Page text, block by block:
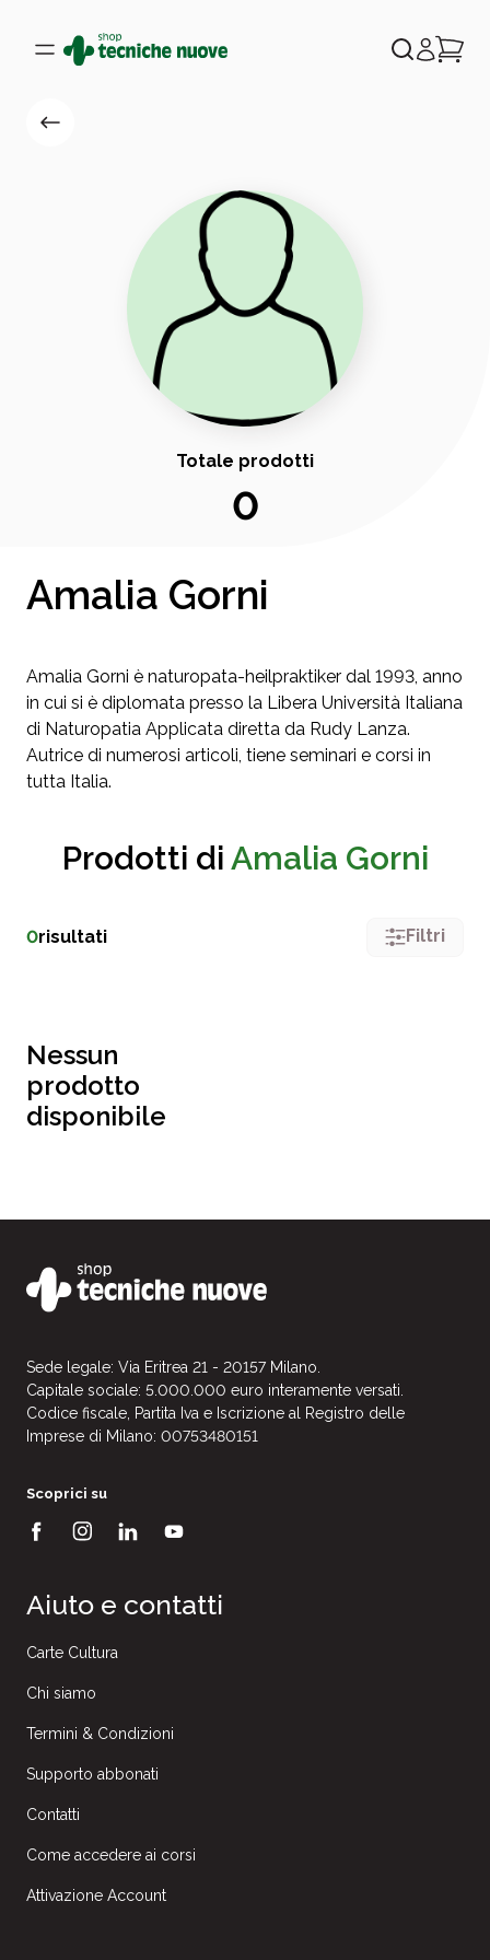
Totale prodotti
0
Amalia Gorni
Amalia Gorni è naturopata-heilpraktiker dal 1993, anno
in cui si è diplomata presso la Libera Università Italiana
di Naturopatia Applicata diretta da Rudy Lanza.
Autrice di numerosi articoli, tiene seminari e corsi in
tutta Italia.
Prodotti di Amalia Gorni
0risultati Filtri
Nessun
prodotto
disponibile
Sede legale: Via Eritrea 21 - 20157 Milano.
Capitale sociale: 5.000.000 euro interamente versati.
Codice fiscale, Partita Iva e Iscrizione al Registro delle
Imprese di Milano: 00753480151
Scoprici su
Aiuto e contatti
Carte Cultura
Chi siamo
Termini & Condizioni
Supporto abbonati
Contatti
Come accedere ai corsi
Attivazione Account